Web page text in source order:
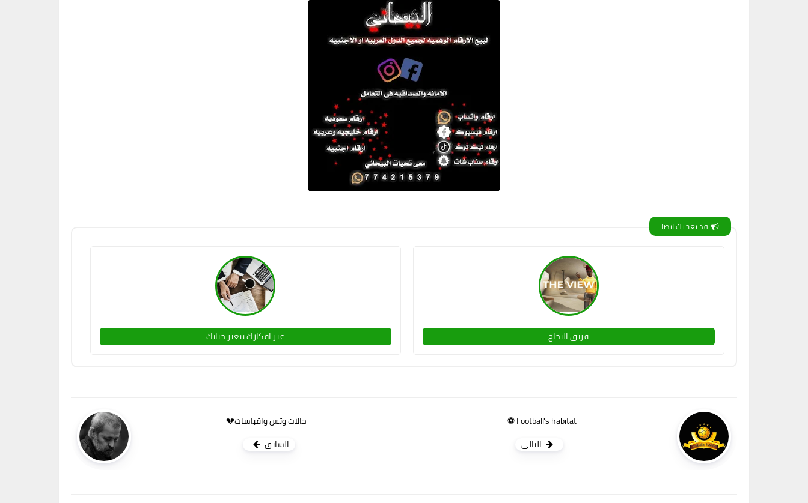
قد يعجبك ايضا
فريق النجاح غير افكارك تتغير حياتك
Football's habitat ⚽
التالي
حالات وتس واقباسات💔
السابق